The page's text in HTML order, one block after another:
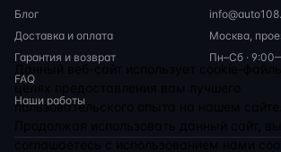
Блог
Доставка и оплата
Гарантия и возврат
FAQ
Наши работы
Москва,
Пн–Сб ·
Данный веб-сайт использует cookie-файлы
целях предоставления вам лучшего
пользовательского опыта на нашем сайте.